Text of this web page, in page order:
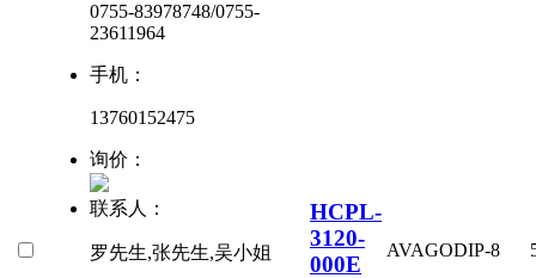
0755-83978748/0755-
23611964
手机：
13760152475
询价：
联系人：
罗先生,张先生,吴小姐
HCPL-
3120-
000E
AVAGODIP-8